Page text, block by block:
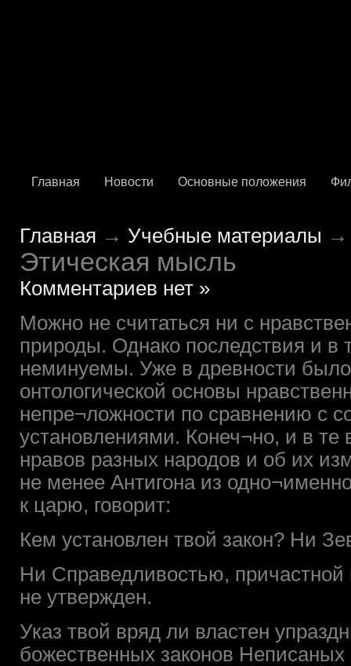
Главная Новости Основные положения
Главная → Учебные материалы →
Этическая мысль
Комментариев нет »
Можно не считаться ни с
природы. Однако последствия и в
неминуемы. Уже в древности
онтологической основы
непре¬ложности по сравнению с
установлениями. Конеч¬но, и в те
нравов разных народов и об их
не менее Антигона из
к царю, говорит:
Кем установлен твой закон? Ни
Ни Справедливостью, причастной
не утвержден.
Указ твой вряд ли властен
божественных законов